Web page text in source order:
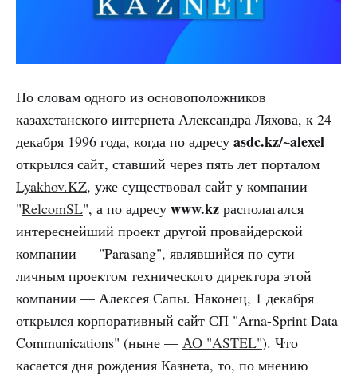
По словам одного из основоположников
казахстанского интернета Александра Ляхова, к 24
декабря 1996 года, когда по адресу asdc.kz/~alexel
открылся сайт, ставший через пять лет порталом
Lyakhov.KZ, уже существовал сайт у компании
"RelcomSL", а по адресу www.kz располагался
интереснейший проект другой провайдерской
компании — "Parasang", являвшийся по сути
личным проектом технического директора этой
компании — Алексея Сапы. Наконец, 1 декабря
открылся корпоративный сайт СП "Arna-Sprint Data
Communications" (ныне — АО "ASTEL"). Что
касается дня рождения Казнета, то, по мнению